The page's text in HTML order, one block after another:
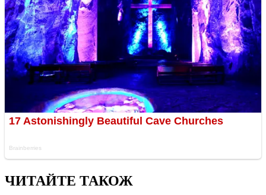
ЧИТАЙТЕ ТАКОЖ